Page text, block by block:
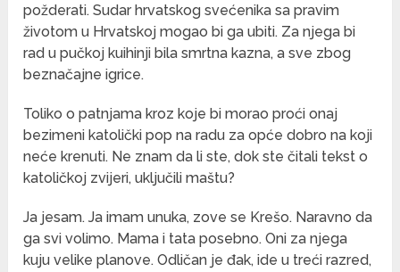
požderati. Sudar hrvatskog svećenika sa pravim
životom u Hrvatskoj mogao bi ga ubiti. Za njega bi
rad u pučkoj kuihinji bila smrtna kazna, a sve zbog
beznačajne igrice.
Toliko o patnjama kroz koje bi morao proći onaj
bezimeni katolički pop na radu za opće dobro na koji
neće krenuti. Ne znam da li ste, dok ste čitali tekst o
katoličkoj zvijeri, uključili maštu?
Ja jesam. Ja imam unuka, zove se Krešo. Naravno da
ga svi volimo. Mama i tata posebno. Oni za njega
kuju velike planove. Odličan je đak, ide u treći razred,